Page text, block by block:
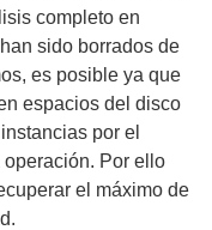
completo en
sido borrados de
es posible ya que
espacios del disco
por el
Por ello
el máximo de